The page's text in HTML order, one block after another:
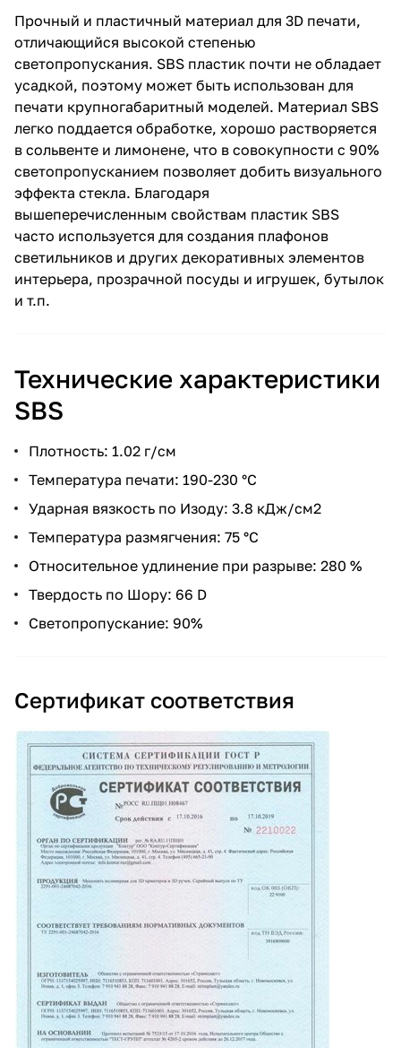
Прочный и пластичный материал для 3D печати,
отличающийся высокой степенью
светопропускания. SBS пластик почти не обладает
усадкой, поэтому может быть использован для
печати крупногабаритный моделей. Материал SBS
легко поддается обработке, хорошо растворяется
в сольвенте и лимонене, что в совокупности с 90%
светопропусканием позволяет добить визуального
эффекта стекла. Благодаря
вышеперечисленным свойствам пластик SBS
часто используется для создания плафонов
светильников и других декоративных элементов
интерьера, прозрачной посуды и игрушек, бутылок
и т.п.
Технические характеристики
SBS
Плотность: 1.02 г/см
Температура печати: 190-230 °С
Ударная вязкость по Изоду: 3.8 кДж/см2
Температура размягчения: 75 °С
Относительное удлинение при разрыве: 280 %
Твердость по Шору: 66 D
Светопропускание: 90%
Сертификат соответствия